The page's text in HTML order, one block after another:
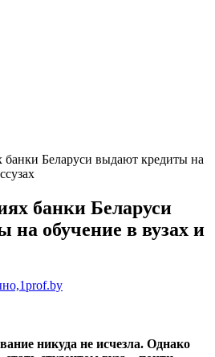
банки Беларуси выдают кредиты на
банки Беларуси
на обучение в вузах и
никуда не исчезла. Однако